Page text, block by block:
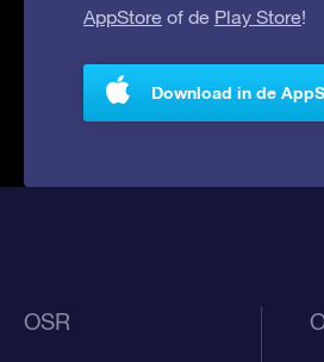
AppStore of de Play Store!
Download in de
OSR